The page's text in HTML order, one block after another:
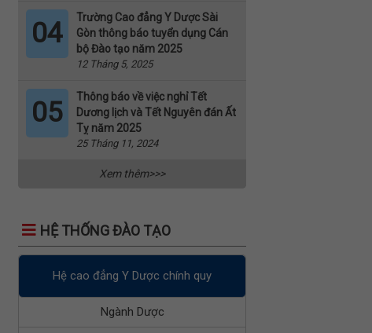
04
Trường Cao đẳng Y Dược Sài
Gòn thông báo tuyển dụng Cán
bộ Đào tạo năm 2025
12 Tháng 5, 2025
05
Thông báo về việc nghỉ Tết
Dương lịch và Tết Nguyên đán Ất
Tỵ năm 2025
25 Tháng 11, 2024
Xem thêm>>>
HỆ THỐNG ĐÀO TẠO
Hệ cao đẳng Y Dược chính quy
Ngành Dược